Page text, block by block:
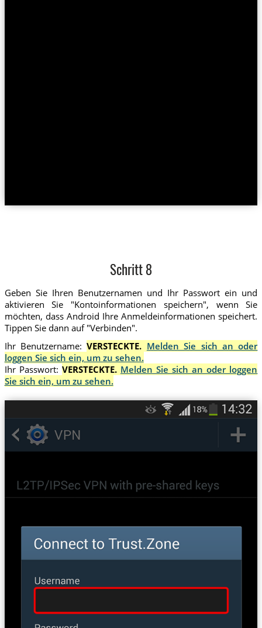
Schritt 8
Geben Sie Ihren Benutzernamen und Ihr Passwort ein und
aktivieren Sie "Kontoinformationen speichern", wenn Sie
möchten, dass Android Ihre Anmeldeinformationen speichert.
Tippen Sie dann auf "Verbinden".
Ihr Benutzername:VERSTECKTE. Melden Sie sich an oder
loggen Sie sich ein, um zu sehen.
Ihr Passwort: VERSTECKTE. Melden Sie sich an oder loggen
Sie sich ein, um zu sehen.